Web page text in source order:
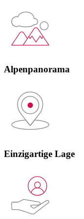
Alpenpanorama
Einzigartige Lage